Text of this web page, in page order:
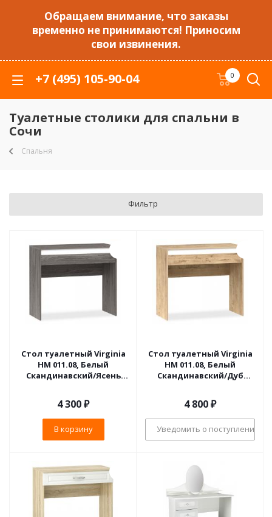
Обращаем внимание, что заказы
временно не принимаются! Приносим
свои извинения.
+7 (495) 105-90-04 0
Туалетные столики для спальни в
Сочи
Спальня
Фильтр
Стол туалетный Virginia
НМ 011.08, Белый
Скандинавский/Ясень
4 300₽
В корзину
Стол туалетный Virginia
НМ 011.08, Белый
Скандинавский/Дуб
4 800₽
Уведомить о поступлении